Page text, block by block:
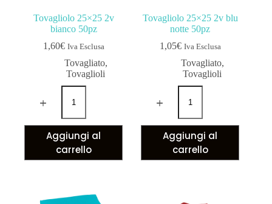
Tovagliolo 25×25 2v
bianco 50pz
1,60€ Iva Esclusa
Tovagliato,
Tovaglioli
Aggiungi al
carrello
Tovagliolo 25×25 2v blu
notte 50pz
1,05€ Iva Esclusa
Tovagliato,
Tovaglioli
Aggiungi al
carrello